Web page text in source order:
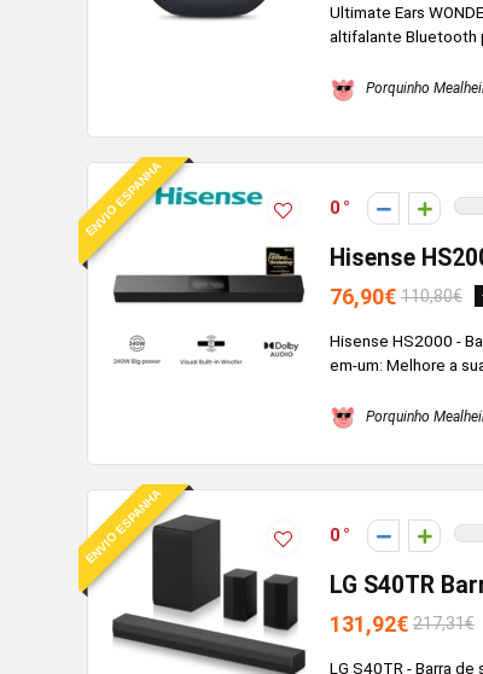
Ultimate Ears
altifalante Bluetooth
Porquinho
ENVIO ESPANHA 0
Hisense
76,90€ 110,80€
Hisense HS2000 -
em-um: Melhore a
Porquinho
ENVIO ESPANHA 0
LG S40TR
131,92€ 217,31€
LG S40TR - Barra